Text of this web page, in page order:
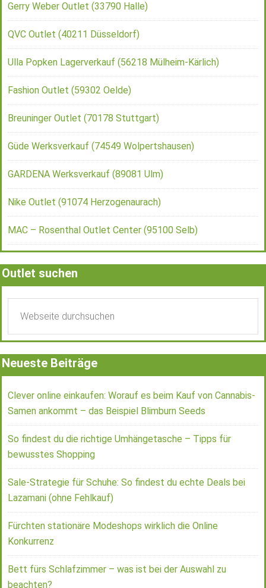
Gerry Weber Outlet (33790 Halle)
QVC Outlet (40211 Düsseldorf)
Ulla Popken Lagerverkauf (56218 Mülheim-Kärlich)
Fashion Outlet (59302 Oelde)
Breuninger Outlet (70178 Stuttgart)
Güde Werksverkauf (74549 Wolpertshausen)
GARDENA Werksverkauf (89081 Ulm)
Nike Outlet (91074 Herzogenaurach)
MAC – Rosenthal Outlet Center (95100 Selb)
Outlet suchen
Neueste Beiträge
Clever online einkaufen: Worauf es beim Kauf von Cannabis-
Samen ankommt – das Beispiel Blimburn Seeds
So findest du die richtige Umhängetasche – Tipps für
bewusstes Shopping
Sale-Strategie für Schuhe: So findest du echte Deals bei
Lazamani (ohne Fehlkauf)
Fürchten stationäre Modeshops wirklich die Online
Konkurrenz
Bett fürs Schlafzimmer – was ist bei der Auswahl zu
beachten?